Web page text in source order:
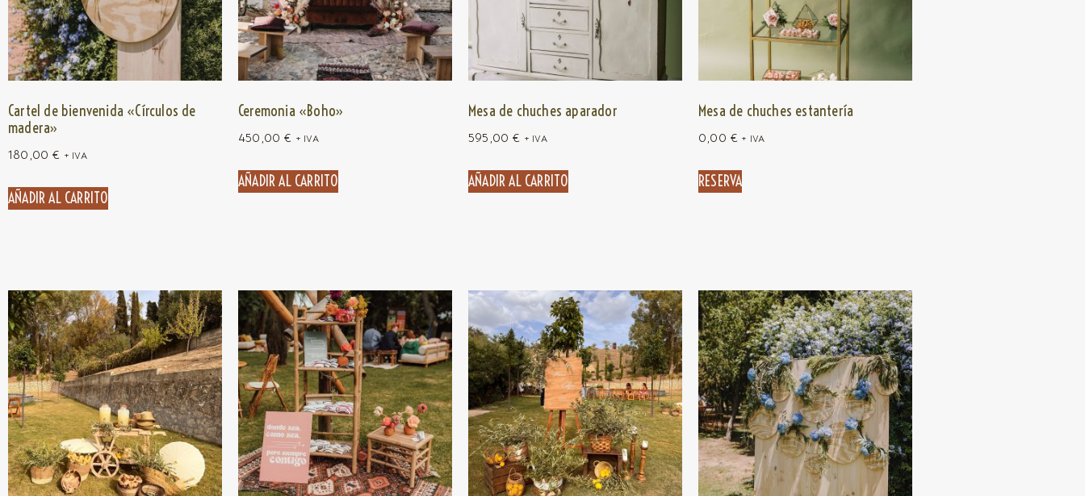
Cartel de bienvenida «Círculos de
madera»
180,00 € + IVA
AÑADIR AL CARRITO
Ceremonia «Boho»
450,00 € + IVA
AÑADIR AL CARRITO
Mesa de chuches aparador
595,00 € + IVA
AÑADIR AL CARRITO
Mesa de chuches estantería
0,00 € + IVA
RESERVA